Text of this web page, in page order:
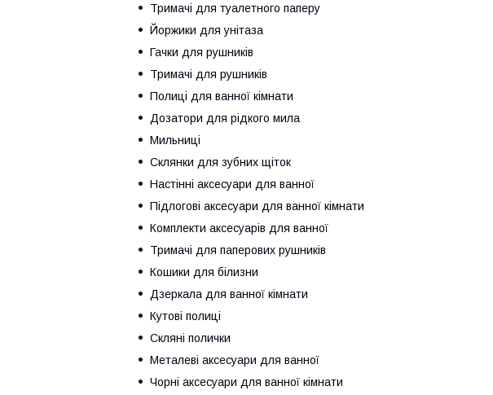
Тримачі для туалетного паперу
Йоржики для унітаза
Гачки для рушників
Тримачі для рушників
Полиці для ванної кімнати
Дозатори для рідкого мила
Мильниці
Склянки для зубних щіток
Настінні аксесуари для ванної
Підлогові аксесуари для ванної кімнати
Комплекти аксесуарів для ванної
Тримачі для паперових рушників
Кошики для білизни
Дзеркала для ванної кімнати
Кутові полиці
Скляні полички
Металеві аксесуари для ванної
Чорні аксесуари для ванної кімнати